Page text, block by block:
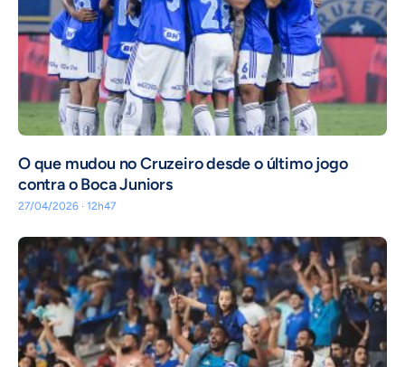
O que mudou no Cruzeiro desde o último jogo
contra o Boca Juniors
27/04/2026 · 12h47